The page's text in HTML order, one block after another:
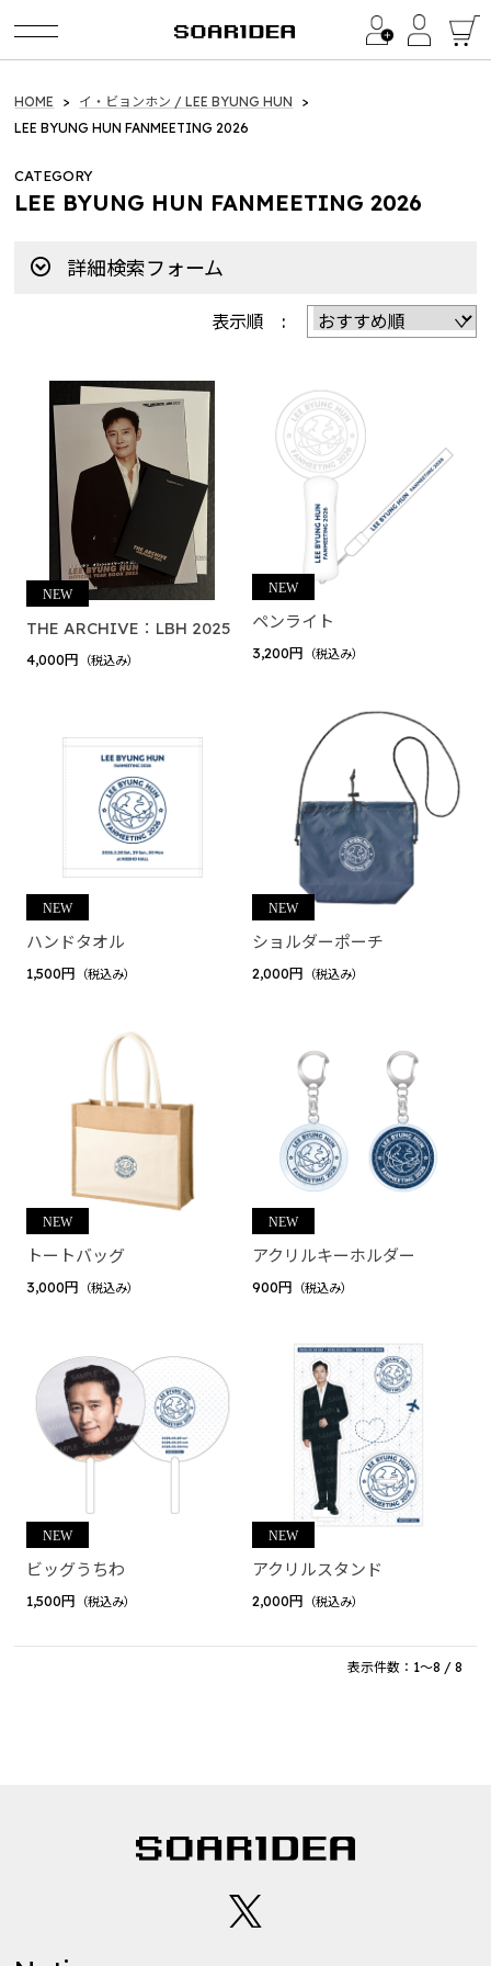
Category
LEE BYUNG HUN FANMEETING 2026
Quartet Official Products
2025 summer collections
2025 winter collection
2024 summer collections
2024 winter collection
2023 summer collection
2022 birthday
ゲーム実況者カウントダウン
ゲーム実況者カウントダウン2025-2026 ”村事変”
2026 Birthday Goods
2025 Birthday Goods
しるこ（BinTRoLL）
siruko Fanmeeting Tour 2025 ～かんぱい しるこの部
屋～
siruko Fanmeeting Tour 2024 ～おまたせ しるこの部
しるはこ（BinTRoLL）
しるはこ 2024
誕生日グッズ2025
BinTRoLL
結成7周年記念グッズ
ぼんじゅうる（ドズル社）
ぼんさんぽ in 有楽町
リモしるLIVE
リモしる LIVE in Yokohama Arena OFFICIAL GOO
DS
Dream Again with JUNG HAEIN
HOME
イ・ビョンホン / LEE BYUNG HUN
LEE BYUNG HUN FANMEETING 2026
CATEGORY
LEE BYUNG HUN FANMEETING 2026
詳細検索フォーム
表示順 :
THE ARCHIVE：LBH 2025
4,000円 （税込み）
ペンライト
3,200円 （税込み）
ハンドタオル
1,500円 （税込み）
ショルダーポーチ
2,000円 （税込み）
トートバッグ
3,000円 （税込み）
アクリルキーホルダー
900円 （税込み）
ビッグうちわ
1,500円 （税込み）
アクリルスタンド
2,000円 （税込み）
表示件数：1～8 / 8